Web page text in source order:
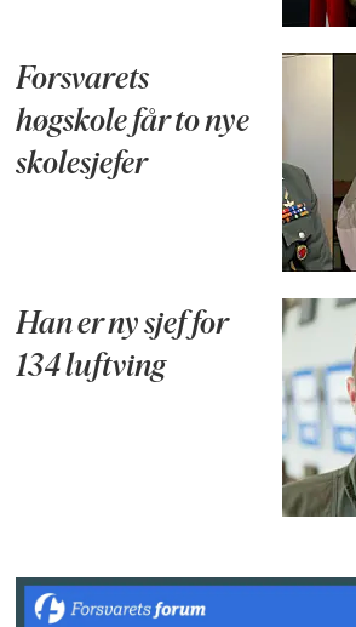
Forsvarets
høgskole får to nye
skolesjefer
Han er ny sjef for
134 luftving